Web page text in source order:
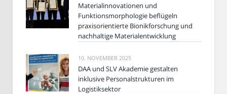
Materialinnovationen und
Funktionsmorphologie beflügeln
praxisorientierte Bionikforschung und
nachhaltige Materialentwicklung
10. NOVEMBER 2025
DAA und SLV Akademie gestalten
inklusive Personalstrukturen im
Logistiksektor